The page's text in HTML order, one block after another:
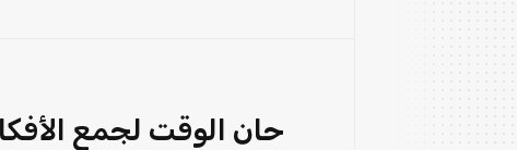
حان الوقت لجمع